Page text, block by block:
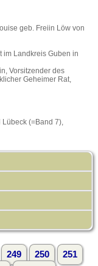
geb. Freiin Löw von
im Landkreis Guben in
Vorsitzender des
Geheimer Rat,
(=Band 7),
249 250 251